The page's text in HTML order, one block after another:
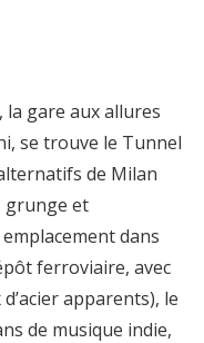
la gare aux allures
se trouve le Tunnel
de Milan
grunge et
dans
ferroviaire, avec
apparents), le
de musique indie,